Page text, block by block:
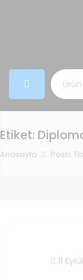
Etiket:
Anasayfa Posts
11